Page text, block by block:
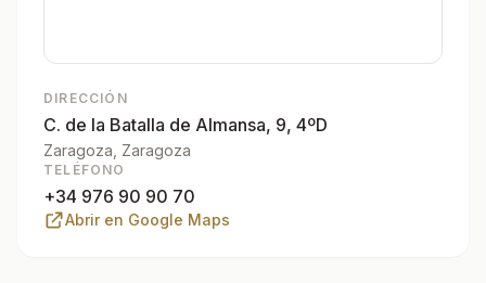
DIRECCIÓN
C. de la Batalla de Almansa, 9, 4ºD
Zaragoza , Zaragoza
TELÉFONO
+34 976 90 90 70
Abrir en Google Maps